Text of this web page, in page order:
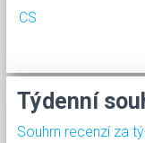
CS
Týdenní
Souhrn recenzí za